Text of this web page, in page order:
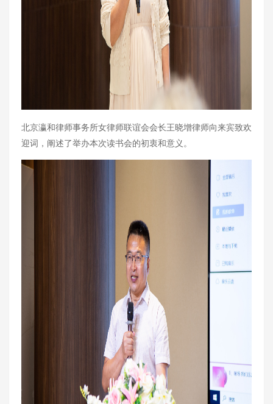
北京瀛和律师事务所女律师联谊会会长王晓增律师向来宾致欢
迎词，阐述了举办本次读书会的初衷和意义。